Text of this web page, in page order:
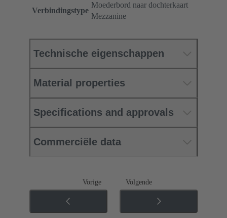
Verbindingstype
Moederbord naar dochterkaart
Mezzanine
Technische eigenschappen
Material properties
Specifications and approvals
Commerciële data
Vorige Volgende